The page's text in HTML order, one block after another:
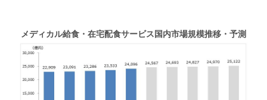
メディカル給食・在宅配食サービス国内市場規模推移・予測